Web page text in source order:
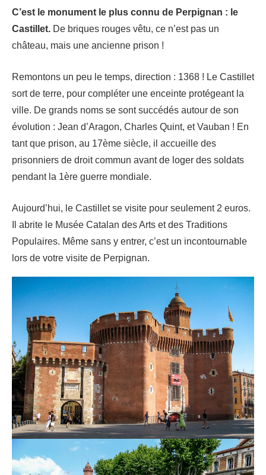
C’est le monument le plus connu de Perpignan : le
Castillet. De briques rouges vêtu, ce n’est pas un
château, mais une ancienne prison !
Remontons un peu le temps, direction : 1368 ! Le Castillet
sort de terre, pour compléter une enceinte protégeant la
ville. De grands noms se sont succédés autour de son
évolution : Jean d’Aragon, Charles Quint, et Vauban ! En
tant que prison, au 17ème siècle, il accueille des
prisonniers de droit commun avant de loger des soldats
pendant la 1ère guerre mondiale.
Aujourd’hui, le Castillet se visite pour seulement 2 euros.
Il abrite le Musée Catalan des Arts et des Traditions
Populaires. Même sans y entrer, c’est un incontournable
lors de votre visite de Perpignan.